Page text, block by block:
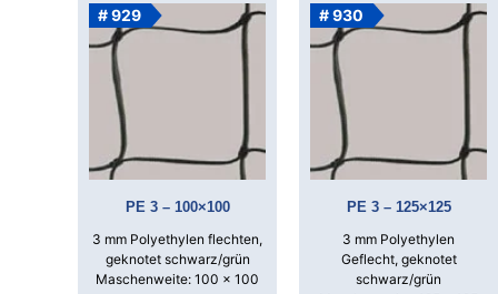
# 929
PE 3 – 100×100
3 mm Polyethylen flechten,
geknotet schwarz/grün
Maschenweite: 100 x 100
# 930
PE 3 – 125×125
3 mm Polyethylen
Geflecht, geknotet
schwarz/grün